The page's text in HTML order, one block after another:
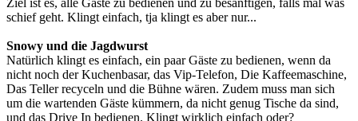
Ziel ist es, alle Gäste zu bedienen und zu besänftigen, falls mal was
schief geht. Klingt einfach, tja klingt es aber nur...
Snowy und die Jagdwurst
Natürlich klingt es einfach, ein paar Gäste zu bedienen, wenn da
nicht noch der Kuchenbasar, das Vip-Telefon, Die Kaffeemaschine,
Das Teller recyceln und die Bühne wären. Zudem muss man sich
um die wartenden Gäste kümmern, da nicht genug Tische da sind,
und das Drive In bedienen. Klingt wirklich einfach oder?